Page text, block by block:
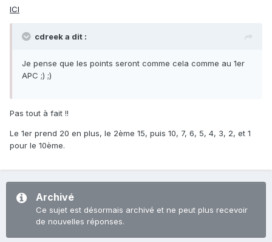
ICI
cdreek a dit :
Je pense que les points seront comme cela comme au 1er
APC ;) ;)
Pas tout à fait !!
Le 1er prend 20 en plus, le 2ème 15, puis 10, 7, 6, 5, 4, 3, 2, et 1
pour le 10ème.
Archivé
Ce sujet est désormais archivé et ne peut plus recevoir
de nouvelles réponses.